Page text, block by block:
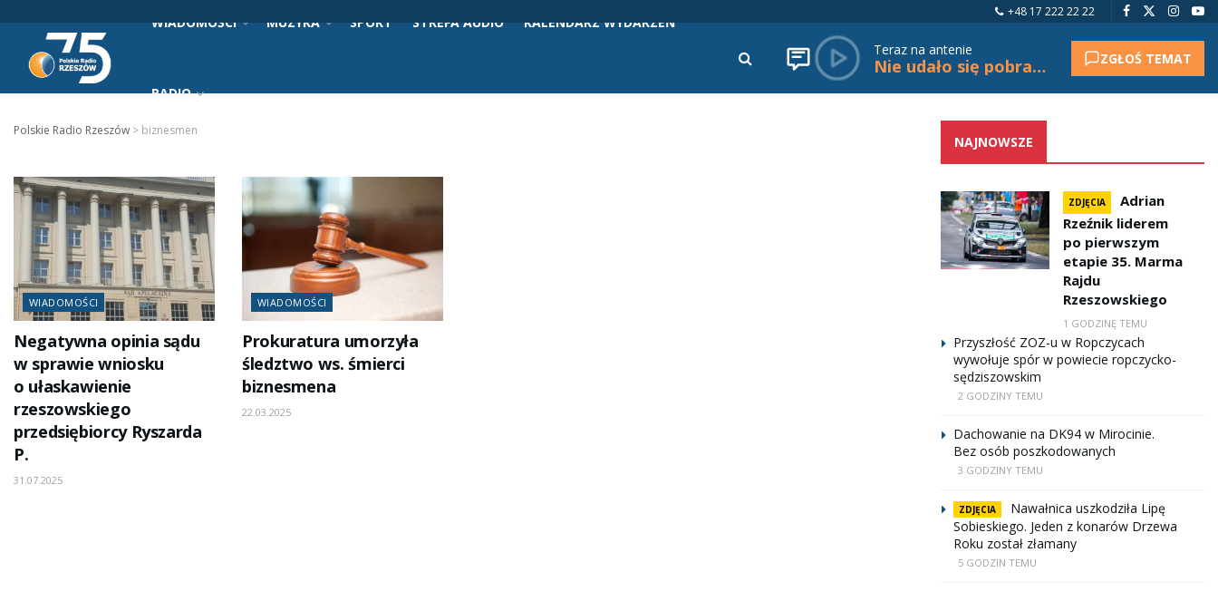
+48 17 222 22 22
WIADOMOŚCI MUZYKA SPORT STREFA AUDIO KALENDARZ WYDARZEŃ
RADIO
Teraz na antenie
Nie udało się pobrać tytułu. ZGŁOŚ TEMAT
Polskie Radio Rzeszów > biznesmen
WIADOMOŚCI
Negatywna opinia sądu
w sprawie wniosku
o ułaskawienie
rzeszowskiego
przedsiębiorcy Ryszarda
P.
31.07.2025
WIADOMOŚCI
Prokuratura umorzyła
śledztwo ws. śmierci
biznesmena
22.03.2025
NAJNOWSZE
ZDJĘCIA
Adrian
Rzeźnik liderem
po pierwszym
etapie 35. Marma
Rajdu
Rzeszowskiego
1 GODZINĘ TEMU
Przyszłość ZOZ-u w Ropczycach
wywołuje spór w powiecie ropczycko-
sędziszowskim
2 GODZINY TEMU
Dachowanie na DK94 w Mirocinie.
Bez osób poszkodowanych
3 GODZINY TEMU
ZDJĘCIA
Nawałnica uszkodziła Lipę
Sobieskiego. Jeden z konarów Drzewa
Roku został złamany
5 GODZIN TEMU